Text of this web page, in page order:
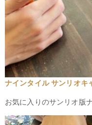
ナインタイル サンリオキ
お気に入りのサンリオ版